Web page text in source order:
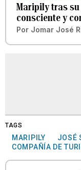
Maripily tras su
consciente y
Por Jomar José
TAGS
MARIPILY
JOSÉ
COMPAÑÍA DE